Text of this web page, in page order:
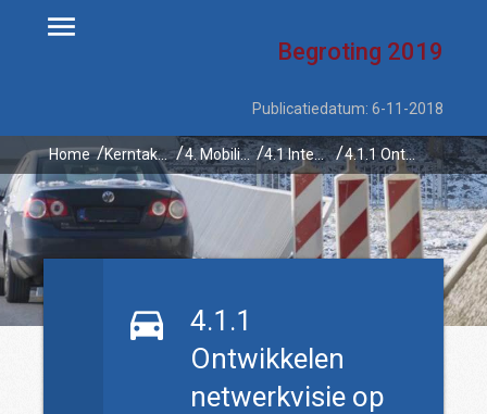
Begroting 2019
Publicatiedatum: 6-11-2018
Home Kerntaken 4. Mobiliteit 4.1 Integrale mobiliteitsaanpak Overijssel 4.1.1 Ontwikkelen netwerkvisie op totale mobiliteits- en logistieke opgave
4.1.1
Ontwikkelen
netwerkvisie op